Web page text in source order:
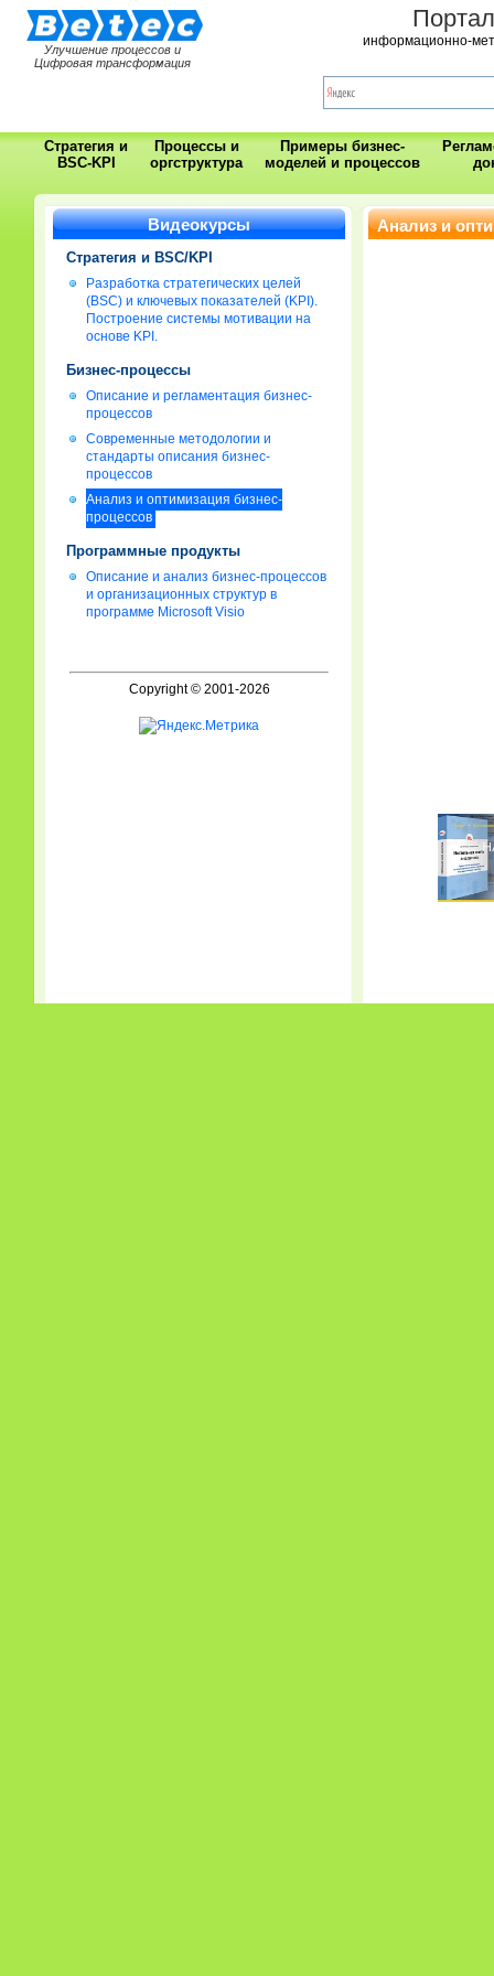
Улучшение процессов и
Цифровая трансформация
информационно-
Стратегия и
BSC-KPI
Процессы и
оргструктура
Примеры бизнес-
моделей и процессов
Видеокурсы
Стратегия и BSC/KPI
Разработка стратегических целей
(BSC) и ключевых показателей (KPI).
Построение системы мотивации на
основе KPI.
Бизнес-процессы
Описание и регламентация бизнес-
процессов
Современные методологии и
стандарты описания бизнес-
процессов
Анализ и оптимизация бизнес-
процессов
Программные продукты
Описание и анализ бизнес-процессов
и организационных структур в
программе Microsoft Visio
Copyright © 2001-2026
Анализ и